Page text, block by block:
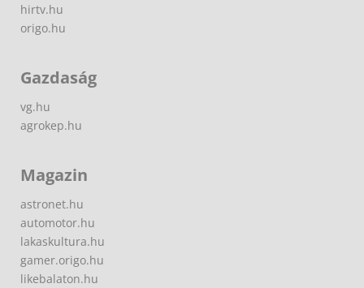
hirtv.hu
origo.hu
Gazdaság
vg.hu
agrokep.hu
Magazin
astronet.hu
automotor.hu
lakaskultura.hu
gamer.origo.hu
likebalaton.hu